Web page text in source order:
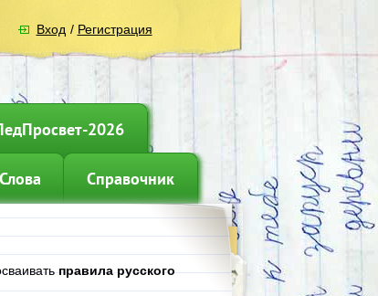
Вход / Регистрация
2026
Слова Справочник
правила русского